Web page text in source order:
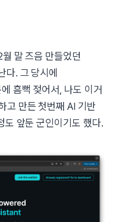
말 즈음 만들었던
다. 그 당시에
흠뻑 젖어서, 나도 이거
고 만든 첫번째 AI 기반
도 앞둔 군인이기도 했다.